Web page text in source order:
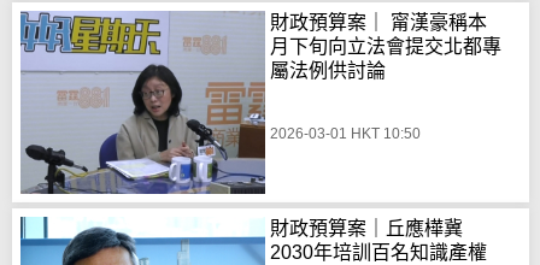
財政預算案｜ 甯漢豪稱本
月下旬向立法會提交北都專
屬法例供討論
2026-03-01 HKT 10:50
財政預算案｜丘應樺冀
2030年培訓百名知識產權